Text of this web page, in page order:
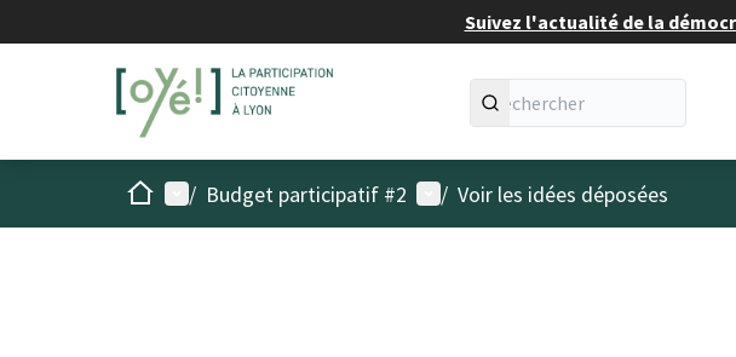
Suivez l'actualité de la
AccueilMenu principal
/ Budget participatif #2 Menu utilisateur
/ Voir les idées déposées